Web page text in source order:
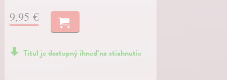
9,95 €
Titul je dostupný ihneď na stiahnutie